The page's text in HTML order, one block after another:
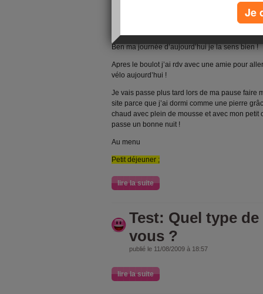
Ben ma journée d’aujourd’hui je la sens bien !
Apres le boulot j’ai rdv avec une amie pour
vélo aujourd’hui !
Je vais passe plus tard lors de ma pause faire
site parce que j’ai dormi comme une pierre
chaud avec plein de mousse et avec mon
passe un bonne nuit !
Au menu
Petit déjeuner ;
lire la suite
Test: Quel type
vous ?
publié le 11/08/2009 à 18:57
lire la suite
Je